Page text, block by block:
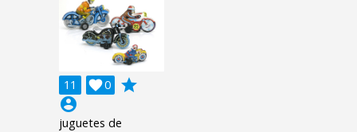
11 0

grade
account_circle
juguetes de